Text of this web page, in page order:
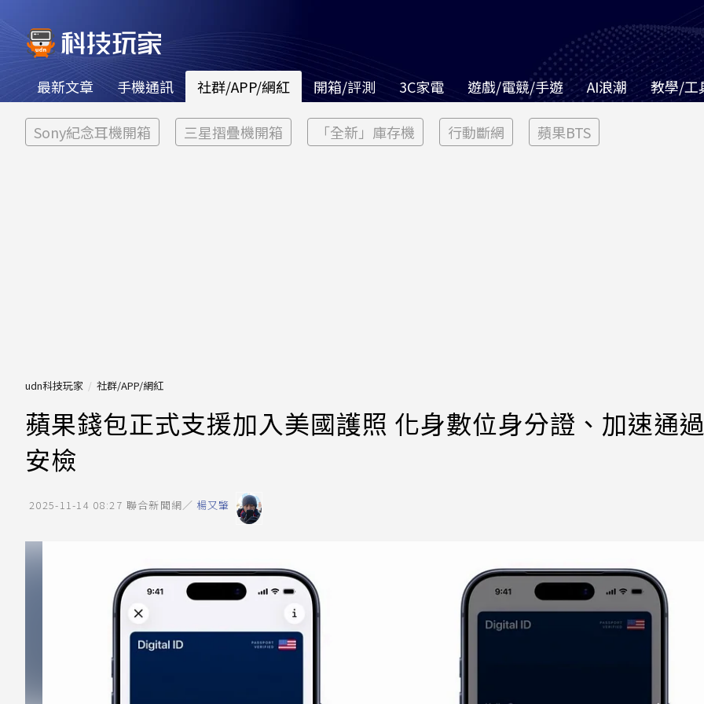
最新文章 手機通訊 社群/APP/網紅 開箱/評測 3C家電 遊戲/電競/手遊 AI浪潮 教學/工
Sony紀念耳機開箱 三星摺疊機開箱 「全新」庫存機 行動斷網 蘋果BTS
udn科技玩家 社群/APP/網紅
蘋果錢包正式支援加入美國護照 化身數位身分證、加速通
安檢
2025-11-14 08:27 聯合新聞網／ 楊又肇